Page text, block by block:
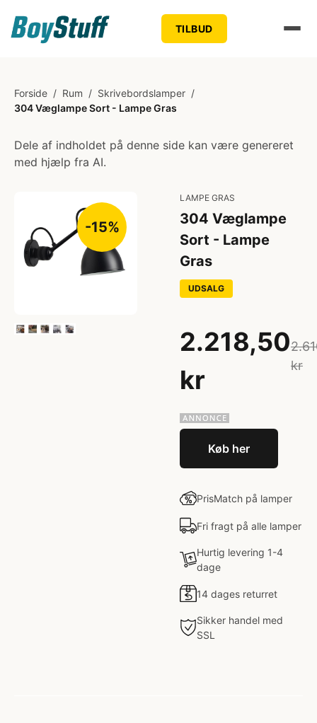
TILBUD
Forside / Rum / Skrivebordslamper /
304 Væglampe Sort - Lampe Gras
Dele af indholdet på denne side kan være genereret
med hjælp fra AI.
-15%
LAMPE GRAS
304 Væglampe
Sort - Lampe
Gras
UDSALG
2.218,50
kr
kr
Køb her
PrisMatch på lamper
Fri fragt på alle lamper
Hurtig levering 1-4
dage
14 dages returret
Sikker handel med
SSL